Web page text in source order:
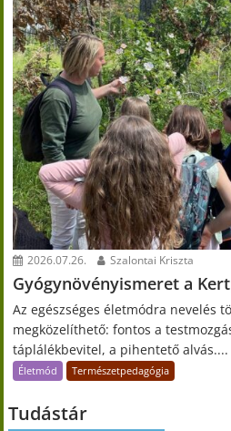
2026.07.26. Szalontai Kriszta
Gyógynövényismeret a
Az egészséges életmódra nevelés
megközelíthető: fontos a
táplálékbevitel, a pihentető alvás....
Életmód Természetpedagógia
Tudástár